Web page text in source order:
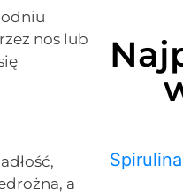
nos lub
a
Spirulina